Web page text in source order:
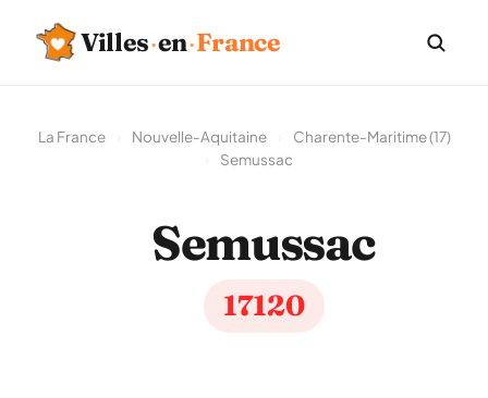
Villes·en·France
La France Nouvelle-Aquitaine
Charente-Maritime (17)
Semussac
Semussac
17120